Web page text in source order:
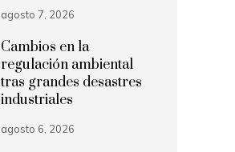
agosto 7, 2026
Cambios en la
regulación ambiental
tras grandes desastres
industriales
agosto 6, 2026